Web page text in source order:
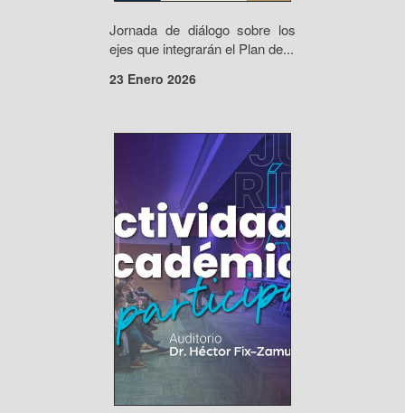
Jornada de diálogo sobre los
ejes que integrarán el Plan de...
23 Enero 2026